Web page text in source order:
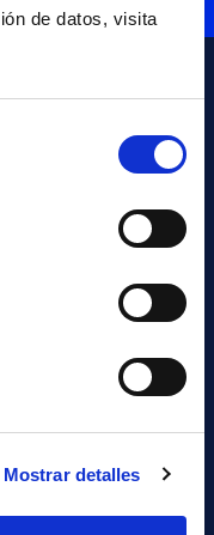
de datos, visita
Mostrar detalles
Velázquez 157 1ª
902 10 22 95